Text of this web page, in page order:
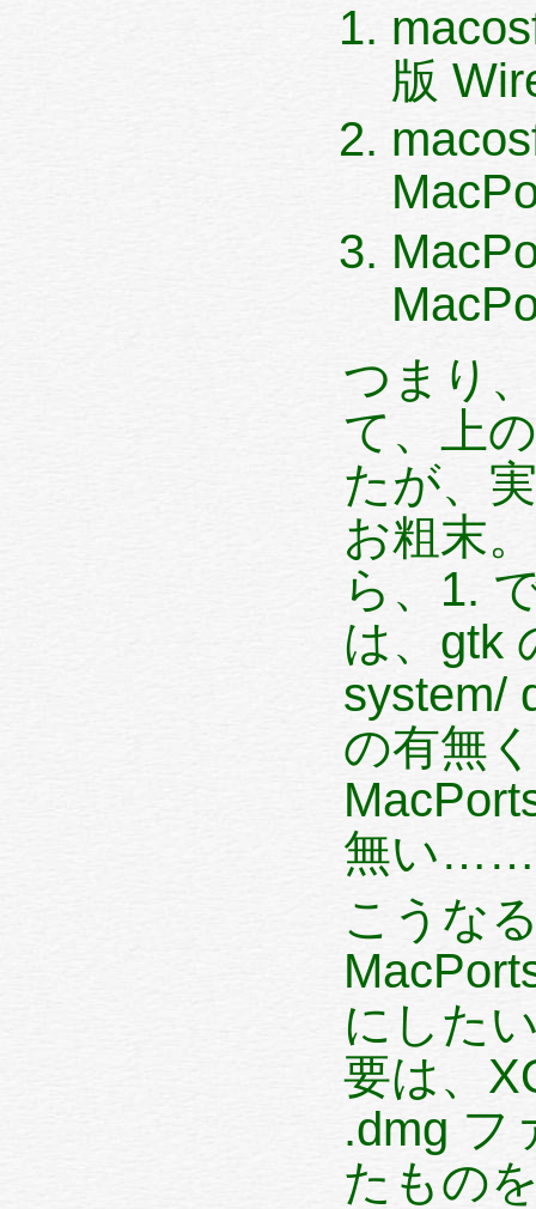
版
つまり
て、上
たが、実は 2. が動
お粗末
ら、1. でも 3. で
は、gtk
system/ dbus-session の Interface
の有無くらい。
無い
こうな
にしたい、 つまり 1. で
要は、
.dmg ファイルからインストールし
たもの